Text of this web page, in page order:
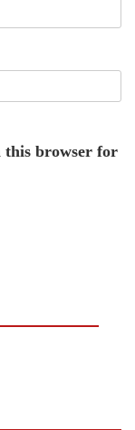
this browser for